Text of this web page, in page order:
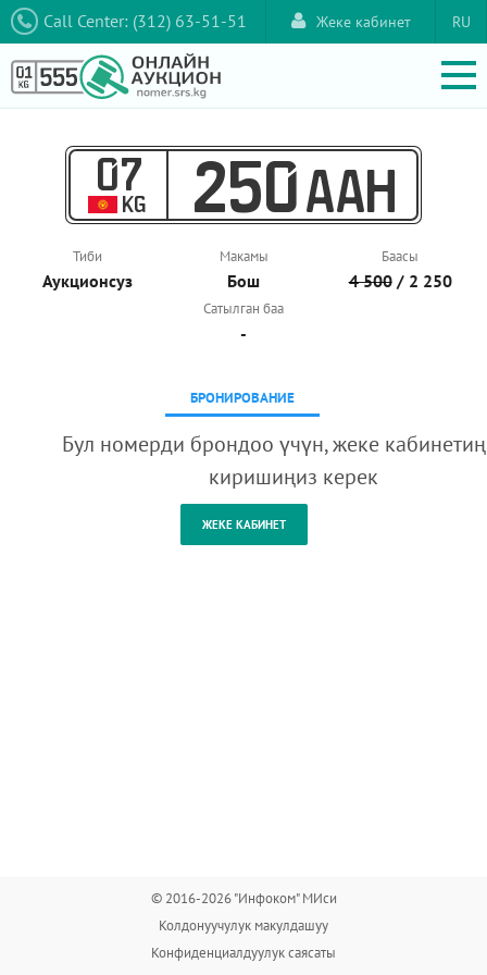
Call Center: (312) 63-51-51 RU
Жеке кабинет
07
KG 250 AAH
Тиби
Аукционcуз
Макамы
Бош
Баасы
4 500/ 2 250
Сатылган баа
-
БРОНИРОВАНИЕ
Бул номерди брондоо үчүн, жеке
киришиңиз керек
© 2016-2026 "Инфоком" МИси
Колдонуучулук макулдашуу
Конфиденциалдуулук саясаты